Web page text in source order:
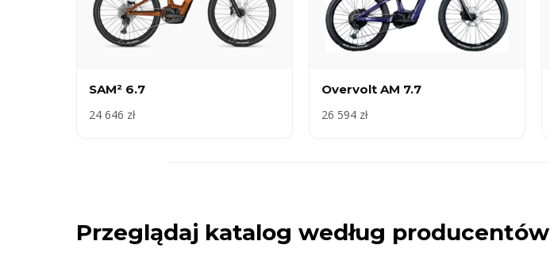
SAM² 6.7
24 646 zł
Overvolt AM 7.7
26 594 zł
Przeglądaj katalog według producentów